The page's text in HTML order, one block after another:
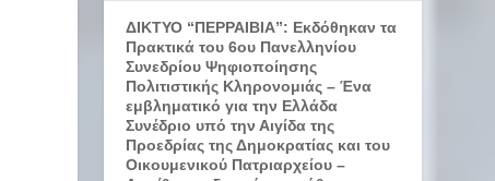
ΔΙΚΤΥΟ “ΠΕΡΡΑΙΒΙΑ”: Εκδόθηκαν τα
Πρακτικά του 6ου Πανελληνίου
Συνεδρίου Ψηφιοποίησης
Πολιτιστικής Κληρονομιάς – Ένα
εμβληματικό για την Ελλάδα
Συνέδριο υπό την Αιγίδα της
Προεδρίας της Δημοκρατίας και του
Οικουμενικού Πατριαρχείου –